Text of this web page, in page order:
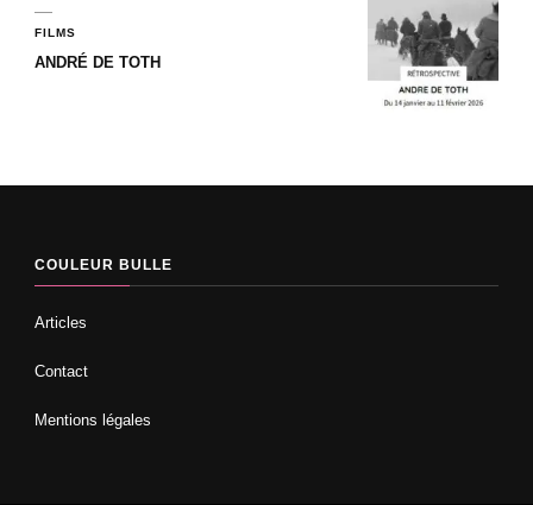
FILMS
ANDRÉ DE TOTH
COULEUR BULLE
Articles
Contact
Mentions légales